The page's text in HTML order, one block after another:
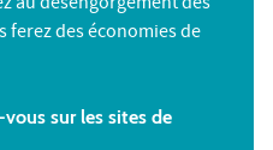
ferez des économies de
sur les sites de